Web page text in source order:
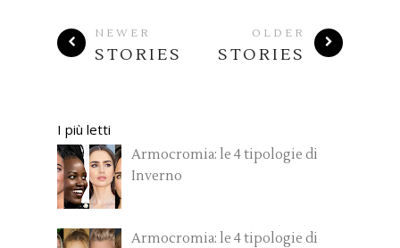
NEWER
STORIES
OLDER
STORIES
I più letti
Armocromia: le 4 tipologie di
Inverno
Armocromia: le 4 tipologie di